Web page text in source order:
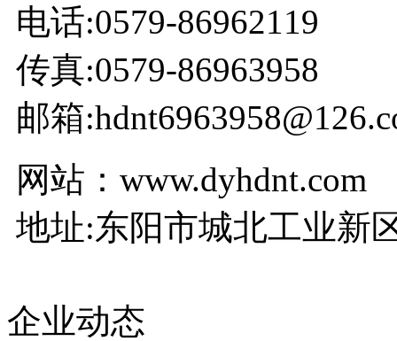
电话:0579-86962119
传真:0579-86963958
邮箱
网站：www.dyhdnt.com
地址:东阳市城北工业新
企业动态